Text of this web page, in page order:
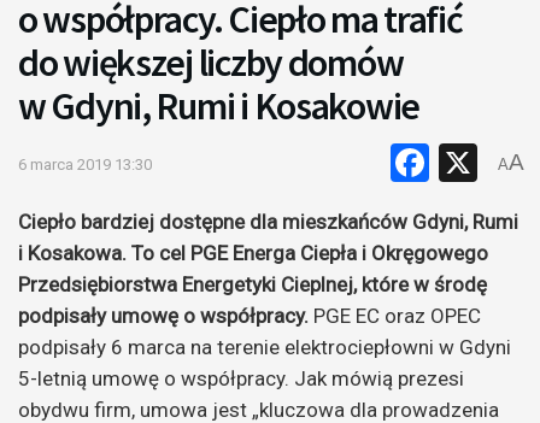
o współpracy. Ciepło ma trafić
do większej liczby domów
w Gdyni, Rumi i Kosakowie
6 marca 2019 13:30 X
AA
Ciepło bardziej dostępne dla mieszkańców Gdyni, Rumi
i Kosakowa. To cel PGE Energa Ciepła i Okręgowego
Przedsiębiorstwa Energetyki Cieplnej, które w środę
podpisały umowę o współpracy. PGE EC oraz OPEC
podpisały 6 marca na terenie elektrociepłowni w Gdyni
5-letnią umowę o współpracy. Jak mówią prezesi
obydwu firm, umowa jest „kluczowa dla prowadzenia